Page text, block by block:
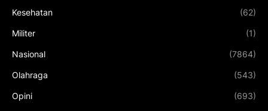
Kesehatan (62)
Militer (1)
Nasional (7864)
Olahraga (543)
Opini (693)